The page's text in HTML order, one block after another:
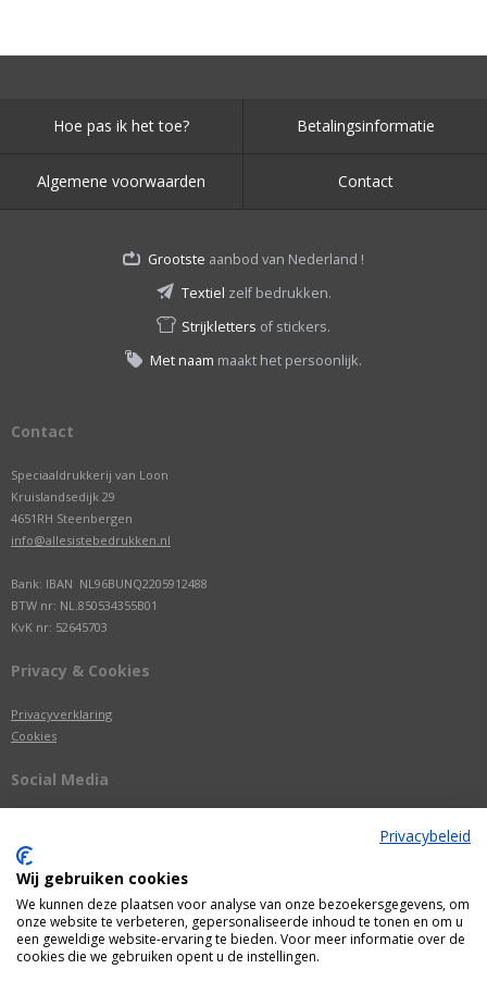
Hoe pas ik het toe? Betalingsinformatie
Algemene voorwaarden Contact
Grootste aanbod van Nederland !
Textiel zelf bedrukken.
Strijkletters of stickers.
Met naam maakt het persoonlijk.
Contact
Speciaaldrukkerij van Loon
Kruislandsedijk 29
4651RH Steenbergen
info@allesistebedrukken.nl
Bank: IBAN NL96BUNQ2205912488
BTW nr: NL.850534355B01
KvK nr: 52645703
Privacy & Cookies
Privacyverklaring
Cookies
Social Media
Privacybeleid
Wij gebruiken cookies
We kunnen deze plaatsen voor analyse van onze bezoekersgegevens, om
onze website te verbeteren, gepersonaliseerde inhoud te tonen en om u
een geweldige website-ervaring te bieden. Voor meer informatie over de
cookies die we gebruiken opent u de instellingen.